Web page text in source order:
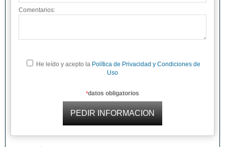
Comentarios:
He leído y acepto la Política de Privacidad y Condiciones de
Uso
*datos obligatorios